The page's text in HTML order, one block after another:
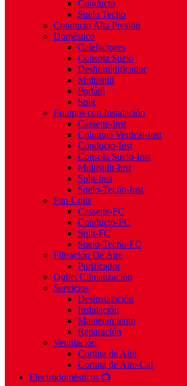
Conducto
Suelo Techo
Conducto Alta Presión
Doméstico
Calefactores
Consola Suelo
Deshumidificador
Multisplit
Portátil
Split
Equipos con Instalación
Cassette-Inst
Columna Vertical-Inst
Conducto-Inst
Consola Suelo-Inst
Multisplit-Inst
Split-Inst
Suelo-Techo-Inst
Fan-Coils
Cassette-FC
Conducto-FC
Split-FC
Suelo-Techo-FC
Filtración De Aire
Purificador
Outlet Climatización
Servicios
Desinstalación
Instalación
Mantenimiento
Reparación
Ventilación
Cortina de Aire
Cortina de Aire-Cal
Electrodomésticos 📺